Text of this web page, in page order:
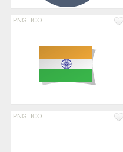
PNG ICO
PNG ICO